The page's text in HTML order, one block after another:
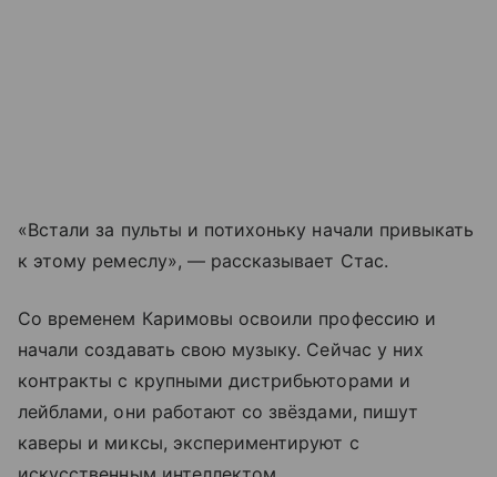
«Встали за пульты и потихоньку начали привыкать
к этому ремеслу», — рассказывает Стас.
Со временем Каримовы освоили профессию и
начали создавать свою музыку. Сейчас у них
контракты с крупными дистрибьюторами и
лейблами, они работают со звёздами, пишут
каверы и миксы, экспериментируют с